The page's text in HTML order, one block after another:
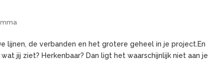
lijnen, de verbanden en het grotere geheel in je project.En
jij ziet? Herkenbaar? Dan ligt het waarschijnlijk niet aan je